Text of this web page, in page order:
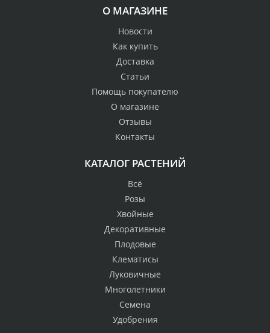
О МАГАЗИНЕ
Новости
Как купить
Доставка
Статьи
Помощь покупателю
О магазине
Отзывы
Контакты
КАТАЛОГ РАСТЕНИЙ
Всё
Розы
Хвойные
Декоративные
Плодовые
Клематисы
Луковичные
Многолетники
Семена
Удобрения